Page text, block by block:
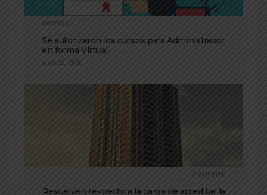
ANTERIOR
Se autorizaron los cursos para Administrador
en forma Virtual
abril 22, 2020
SIGUIENTE
Resuelven respecto a la carga de acreditar la